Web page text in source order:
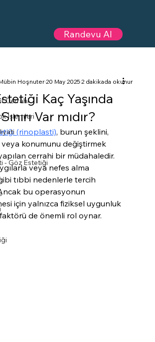
Randevu Al
Cerrahi
İşlemleri
- Göz Estetiği
Kaç Yaşında
Var mıdır?
Hoşnuter20 May 20252 dakikada okunur
(rinoplasti), burun şeklini,
konumunu değiştirmek
cerrahi bir müdahaledir.
veya nefes alma
tıbbi nedenlerle tercih
bu operasyonun
için yalnızca fiziksel uygunluk
de önemli rol oynar.